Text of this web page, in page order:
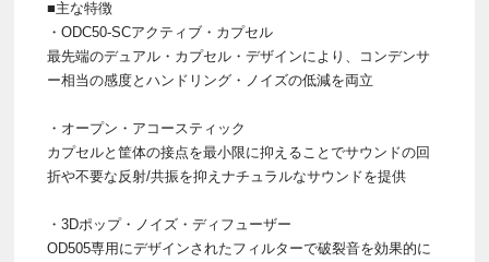
■主な特徴
・ODC50-SCアクティブ・カプセル
最先端のデュアル・カプセル・デザインにより、コンデンサ
ー相当の感度とハンドリング・ノイズの低減を両立
・オープン・アコースティック
カプセルと筐体の接点を最小限に抑えることでサウンドの回
折や不要な反射/共振を抑えナチュラルなサウンドを提供
・3Dポップ・ノイズ・ディフューザー
OD505専用にデザインされたフィルターで破裂音を効果的に